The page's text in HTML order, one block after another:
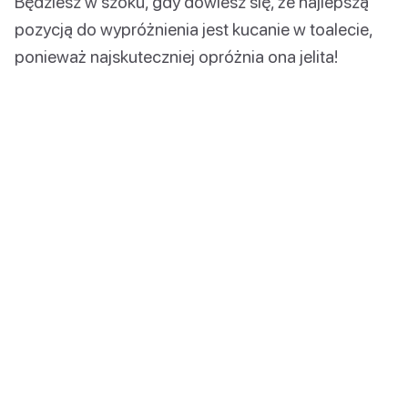
pozycją do wypróżnienia jest kucanie w toalecie,
ponieważ najskuteczniej opróżnia ona jelita!